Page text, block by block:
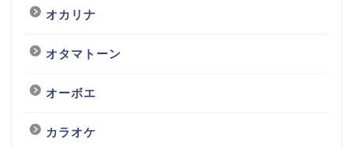
オカリナ
オタマトーン
オーボエ
カラオケ